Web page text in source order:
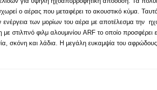
ο αέρας που μεταφέρει το ακουστικό κύμα.
των μορίων του αέρα με αποτέλεσμα την
στιλπνό φιλμ αλουμινίου ARF το οποίο προσφέρει
σκόνη και λάδια. Η μεγάλη ευκαμψία του αφρώδους